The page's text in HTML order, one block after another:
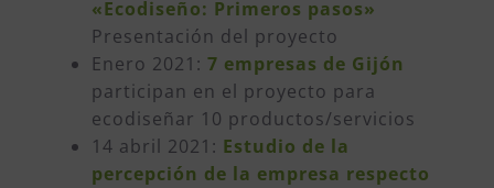
«Ecodiseño: Primeros pasos»
Presentación del proyecto
Enero 2021: 7 empresas de Gijón
participan en el proyecto para
ecodiseñar 10 productos/servicios
14 abril 2021: Estudio de la
percepción de la empresa respecto